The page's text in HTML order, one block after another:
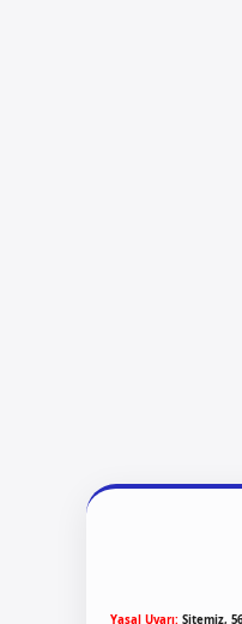
Yasal Uyarı: Sitemiz,